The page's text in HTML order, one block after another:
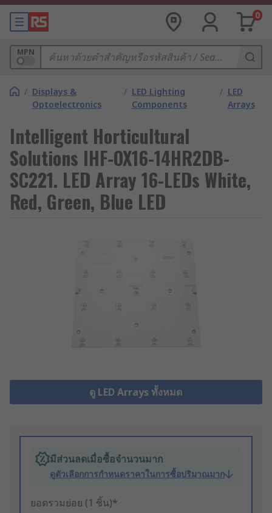
0
MPN
/ Displays &
Optoelectronics
/ LED Lighting
Components
/ LED
Arrays
Intelligent Horticultural
Solutions IHF-OX16-14HR2DB-
SC221. LED Array 16-LEDs White,
Red, Green, Blue LED
ดู LED Arrays ทั้งหมด
มีส่วนลดเมื่อซื้อจำนวนมาก
ดูตัวเลือกการกำหนดราคาในการซื้อปริมาณมาก
ยอดรวมย่อย (1 ชิ้น)*